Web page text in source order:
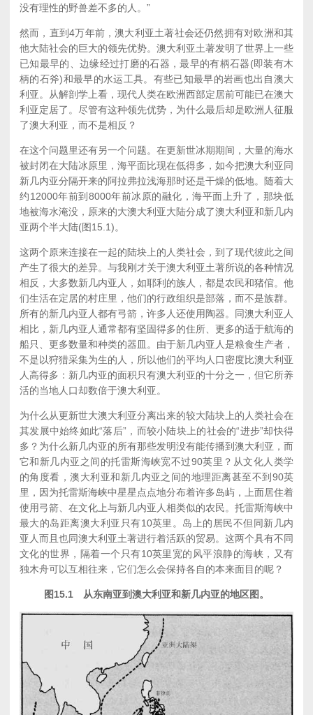
没有理性的野兽差不多的人。”
然而，直到4万年前，澳大利亚土著社会还仍然拥有对欧洲和其
他大陆社会的巨大的领先优势。澳大利亚土著发明了世界上一些
已知最早的、边缘经过打磨的石器，最早的有柄石器(即装有木
柄的石斧)和最早的水运工具。有些已知最早的岩画也出自澳大
利亚。从解剖学上看，现代人类在欧洲西部定居前可能已在澳大
利亚定居了。尽管有这种领先优势，为什么最后却是欧洲人征服
了澳大利亚，而不是相反？
在这个问题里还有另一个问题。在更新世冰期期间，大量的海水
被封闭在大陆冰原里，海平面比现在低得多，如今把澳大利亚同
新几内亚分隔开来的阿拉弗拉浅海那时还是干燥的低地。随着大
约12000年前到8000年前冰原的融化，海平面上升了，那块低
地被海水淹没，原来的大澳大利亚大陆分成了澳大利亚和新几内
亚两个半大陆(图15.1)。
这两个原来连接在一起的陆块上的人类社会，到了现代彼此之间
产生了很大的差异。与我刚才关于澳大利亚土著所说的各种情况
相反，大多数新几内亚人，如耶利的族人，都是农民和猪倌。他
们生活在定居的村庄里，他们的行政组织是部落，而不是族群。
所有的新几内亚人都有弓箭，许多人还使用陶器。同澳大利亚人
相比，新几内亚人通常都有坚固得多的住所、更多的适于航海的
船只、更多数量和种类的器皿。由于新几内亚人是粮食生产者，
不是以狩猎采集为生的人，所以他们的平均人口密度比澳大利亚
人高得多：新几内亚的面积只有澳大利亚的十分之一，但它所养
活的当地人口却数倍于澳大利亚。
为什么从更新世大澳大利亚分离出来的较大陆块上的人类社会在
其发展中始终如此“落后”，而较小陆块上的社会的“进步”却快得
多？为什么新几内亚的所有那些发明没有能传播到澳大利亚，而
它和新几内亚之间的托雷斯海峡宽不过90英里？从文化人类学
的角度看，澳大利亚和新几内亚之间的地理距离甚至不到90英
里，因为托雷斯海峡中星星点点地分布着许多岛屿，上面居住着
使用弓箭、在文化上与新几内亚人相类似的农民。托雷斯海峡中
最大的岛距离澳大利亚只有10英里。岛上的居民不但同新几内
亚人而且也同澳大利亚土著进行着活跃的贸易。这两个具有不同
文化的世界，隔着一个只有10英里宽的风平浪静的海峡，又有
独木舟可以互相往来，它们怎么会保持各自的本来面目的呢？
图15.1 从东南亚到澳大利亚和新几内亚的地区图。